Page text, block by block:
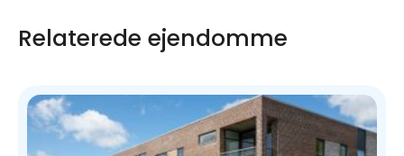
Relaterede ejendomme